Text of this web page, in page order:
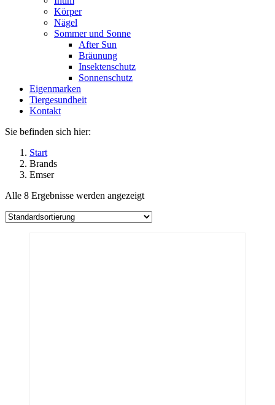
Körper
Nägel
Sommer und Sonne
After Sun
Bräunung
Insektenschutz
Sonnenschutz
Eigenmarken
Tiergesundheit
Kontakt
Sie befinden sich hier:
Start
Brands
Emser
Alle 8 Ergebnisse werden angezeigt